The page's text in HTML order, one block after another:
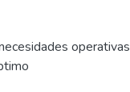
operativas